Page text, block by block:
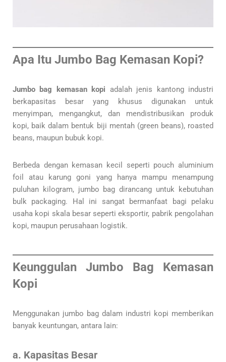
Apa Itu Jumbo Bag Kemasan Kopi?
Jumbo bag kemasan kopi adalah jenis kantong industri
berkapasitas besar yang khusus digunakan untuk
menyimpan, mengangkut, dan mendistribusikan produk
kopi, baik dalam bentuk biji mentah (green beans), roasted
beans, maupun bubuk kopi.
Berbeda dengan kemasan kecil seperti pouch aluminium
foil atau karung goni yang hanya mampu menampung
puluhan kilogram, jumbo bag dirancang untuk kebutuhan
bulk packaging. Hal ini sangat bermanfaat bagi pelaku
usaha kopi skala besar seperti eksportir, pabrik pengolahan
kopi, maupun perusahaan logistik.
Keunggulan Jumbo Bag Kemasan
Kopi
Menggunakan jumbo bag dalam industri kopi memberikan
banyak keuntungan, antara lain:
a. Kapasitas Besar